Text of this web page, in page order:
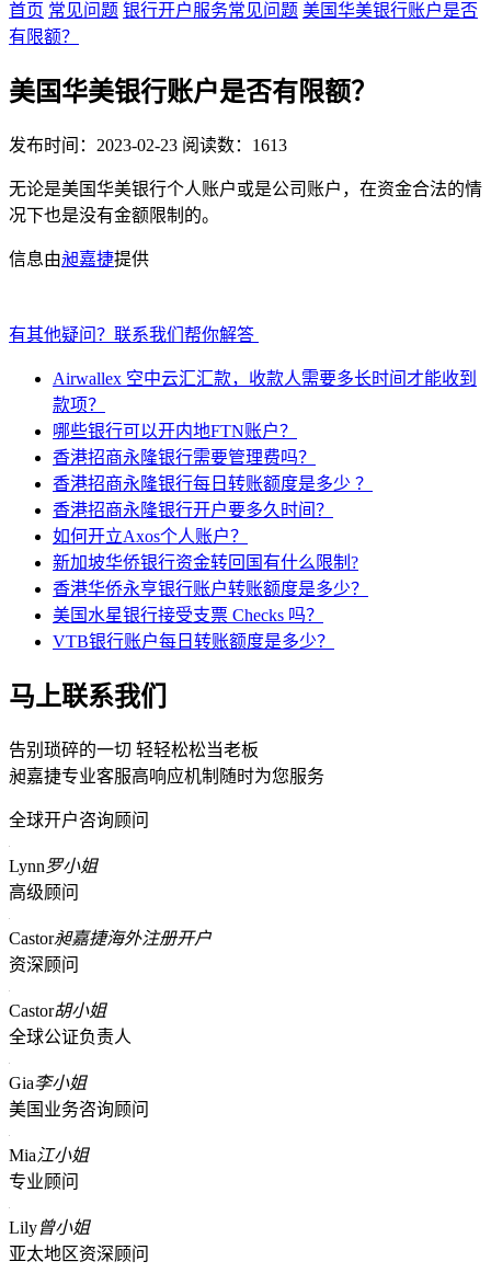
首页 常见问题 银行开户服务常见问题 美国华美银行账户是否
有限额？
美国华美银行账户是否有限额？
发布时间：2023-02-23 阅读数：1613
无论是美国华美银行个人账户或是公司账户，在资金合法的情
况下也是没有金额限制的。
信息由昶嘉捷提供
有其他疑问？联系我们帮你解答
Airwallex 空中云汇汇款，收款人需要多长时间才能收到
款项？
哪些银行可以开内地FTN账户？
香港招商永隆银行需要管理费吗？
香港招商永隆银行每日转账额度是多少 ？
香港招商永隆银行开户要多久时间？
如何开立Axos个人账户？
新加坡华侨银行资金转回国有什么限制?
香港华侨永亨银行账户转账额度是多少？
美国水星银行接受支票 Checks 吗？
VTB银行账户每日转账额度是多少？
马上联系我们
告别琐碎的一切 轻轻松松当老板
昶嘉捷专业客服高响应机制随时为您服务
全球开户咨询顾问
Lynn罗小姐
高级顾问
Castor昶嘉捷海外注册开户
资深顾问
Castor胡小姐
全球公证负责人
Gia李小姐
美国业务咨询顾问
Mia江小姐
专业顾问
Lily曾小姐
亚太地区资深顾问